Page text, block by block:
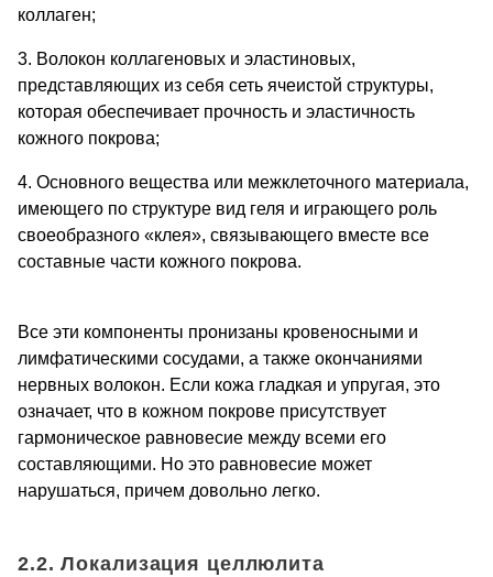
коллаген;
3. Волокон коллагеновых и эластиновых,
представляющих из себя сеть ячеистой структуры,
которая обеспечивает прочность и эластичность
кожного покрова;
4. Основного вещества или межклеточного материала,
имеющего по структуре вид геля и играющего роль
своеобразного «клея», связывающего вместе все
составные части кожного покрова.
Все эти компоненты пронизаны кровеносными и
лимфатическими сосудами, а также окончаниями
нервных волокон. Если кожа гладкая и упругая, это
означает, что в кожном покрове присутствует
гармоническое равновесие между всеми его
составляющими. Но это равновесие может
нарушаться, причем довольно легко.
2.2. Локализация целлюлита